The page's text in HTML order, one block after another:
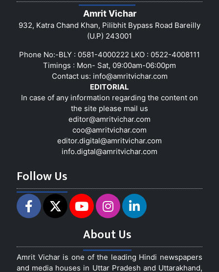
Amrit Vichar
932, Katra Chand Khan, Pilibhit Bypass Road Bareilly
(U.P) 243001
Phone No:-BLY : 0581-4000222 LKO : 0522-4008111
Timings : Mon- Sat, 09:00am-06:00pm
Contact us: info@amritvichar.com
EDITORIAL
In case of any information regarding the content on
the site please mail us
editor@amritvichar.com
coo@amritvichar.com
editor.digital@amritvichar.com
info.digtal@amritvichar.com
Follow Us
About Us
Amrit Vichar is one of the leading Hindi newspapers
and media houses in Uttar Pradesh and Uttarakhand,